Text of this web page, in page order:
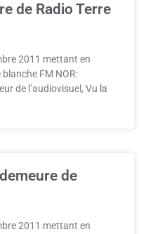
de Radio Terre
2011 mettant en
FM NOR:
de l’audiovisuel, Vu la
de
2011 mettant en